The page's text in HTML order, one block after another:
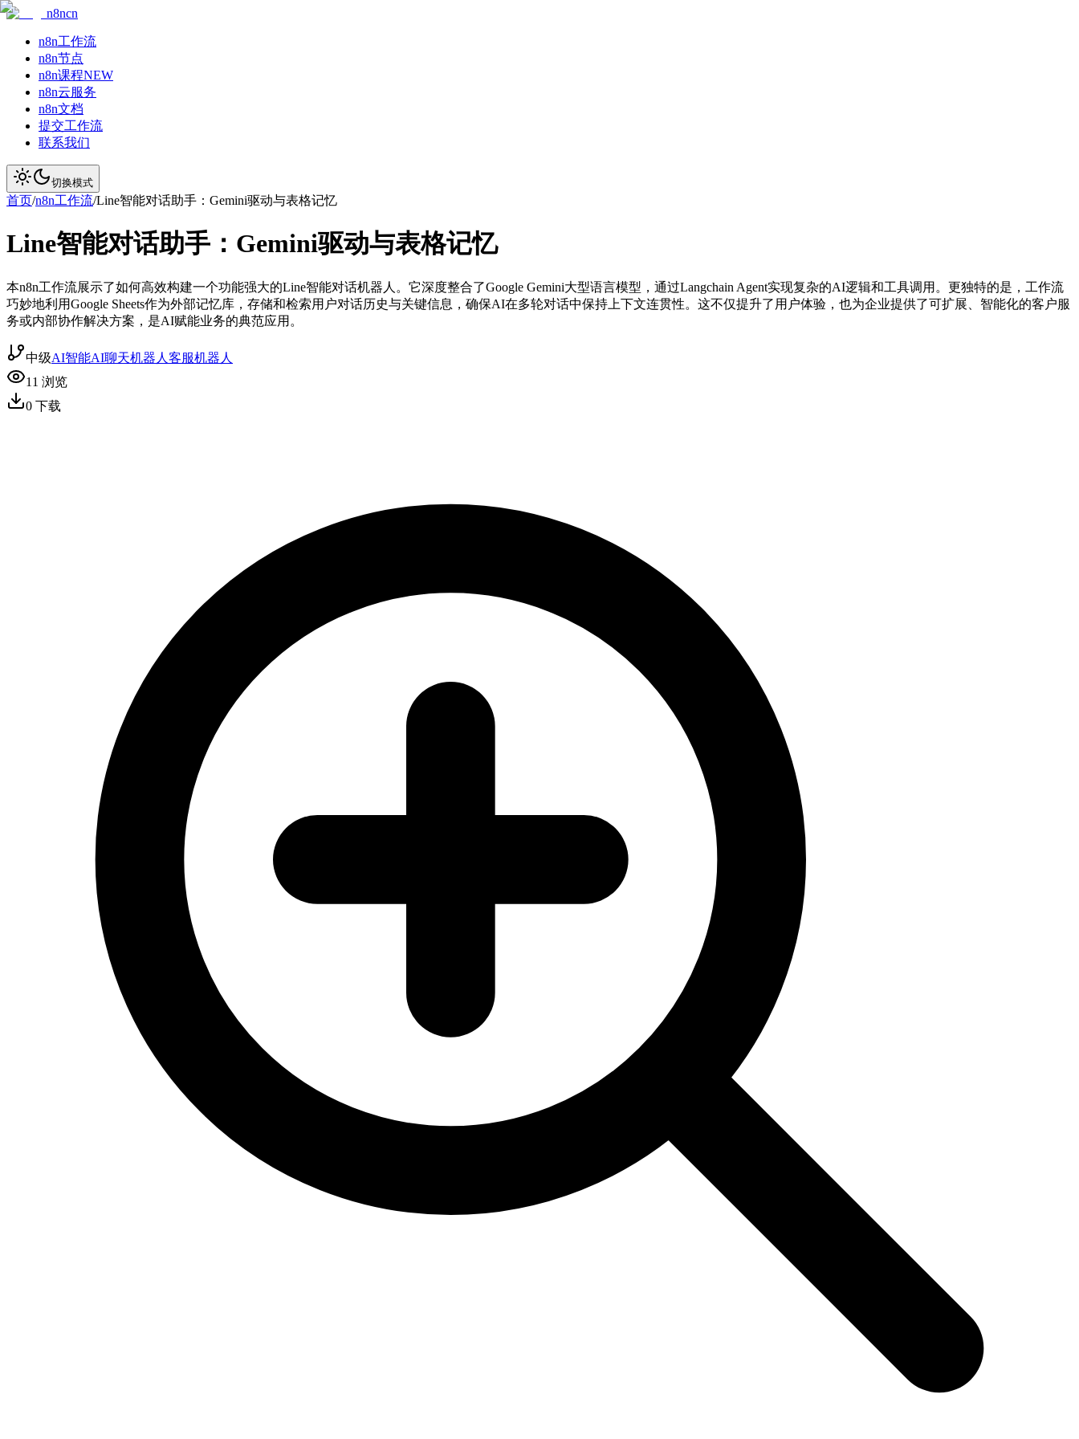
n8ncn
n8n工作流
n8n节点
n8n课程NEW
n8n云服务
n8n文档
提交工作流
联系我们
切换模式
首页/n8n工作流/Line智能对话助手：Gemini驱动与表格记忆
Line智能对话助手：Gemini驱动与表格记忆
本n8n工作流展示了如何高效构建一个功能强大的Line智能对话机器人。它深度整合了Google Gemini大型语言模型，通过Langchain Agent实现复杂的AI逻辑和工具调用。更独特的是，工作流
巧妙地利用Google Sheets作为外部记忆库，存储和检索用户对话历史与关键信息，确保AI在多轮对话中保持上下文连贯性。这不仅提升了用户体验，也为企业提供了可扩展、智能化的客户服
务或内部协作解决方案，是AI赋能业务的典范应用。
中级AI智能AI聊天机器人 客服机器人
11 浏览
0 下载